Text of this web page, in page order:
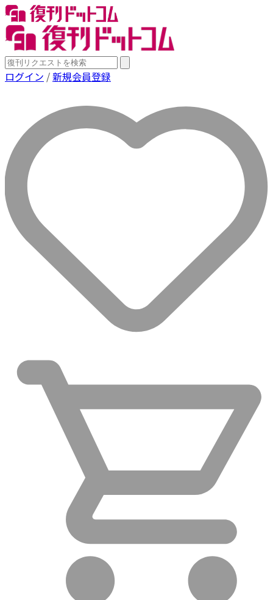
ログイン /新規会員登録